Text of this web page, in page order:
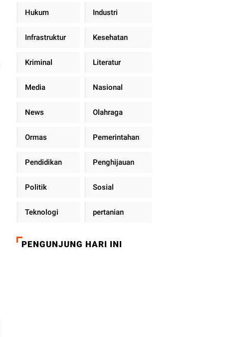
Hukum Industri
Infrastruktur Kesehatan
Kriminal Literatur
Media Nasional
News Olahraga
Ormas Pemerintahan
Pendidikan Penghijauan
Politik Sosial
Teknologi pertanian
PENGUNJUNG HARI INI